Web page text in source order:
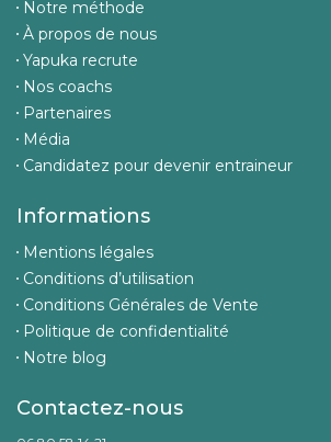
Notre méthode
À propos de nous
Yapuka recrute
Nos coachs
Partenaires
Média
Candidatez pour devenir entraineur
Informations
Mentions légales
Conditions d’utilisation
Conditions Générales de Vente
Politique de confidentialité
Notre blog
Contactez-nous